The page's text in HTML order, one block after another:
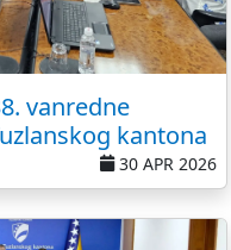
vanredne
kantona
30 APR 2026